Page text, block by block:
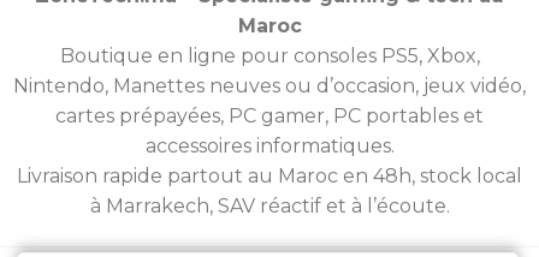
Maroc
Boutique en ligne pour consoles PS5, Xbox,
Nintendo, Manettes neuves ou d’occasion, jeux vidéo,
cartes prépayées, PC gamer, PC portables et
accessoires informatiques.
Livraison rapide partout au Maroc en 48h, stock local
à Marrakech, SAV réactif et à l’écoute.